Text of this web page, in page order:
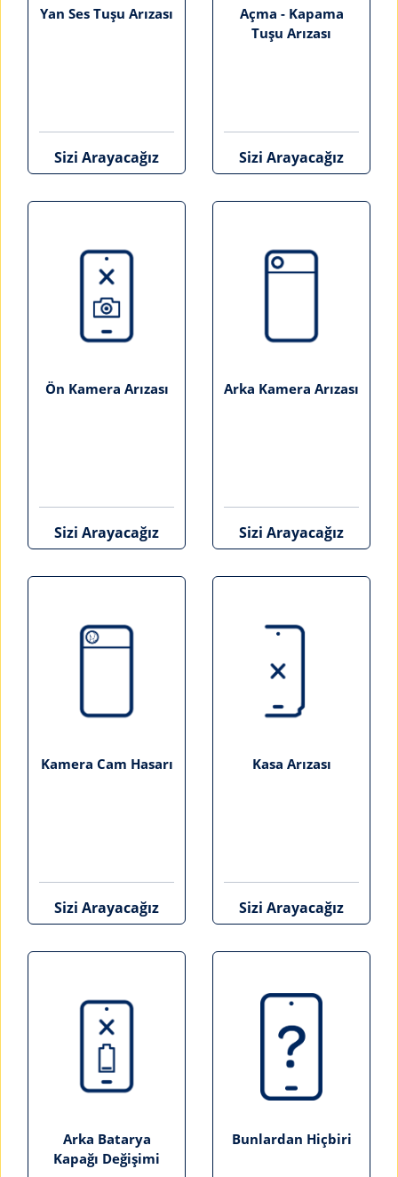
Yan Ses Tuşu Arızası
Sizi Arayacağız
Açma - Kapama
Tuşu Arızası
Sizi Arayacağız
Ön Kamera Arızası
Sizi Arayacağız
Arka Kamera Arızası
Sizi Arayacağız
Kamera Cam Hasarı
Sizi Arayacağız
Kasa Arızası
Sizi Arayacağız
Arka Batarya
Kapağı Değişimi
Bunlardan Hiçbiri